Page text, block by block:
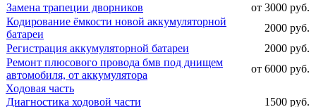
Замена трапеции дворников
от 3000 руб.
Кодирование ёмкости новой аккумуляторной
батареи
2000 руб.
Регистрация аккумуляторной батареи
2000 руб.
Ремонт плюсового провода бмв под днищем
автомобиля, от аккумулятора
от 6000 руб.
Ходовая часть
Диагностика ходовой части
1500 руб.